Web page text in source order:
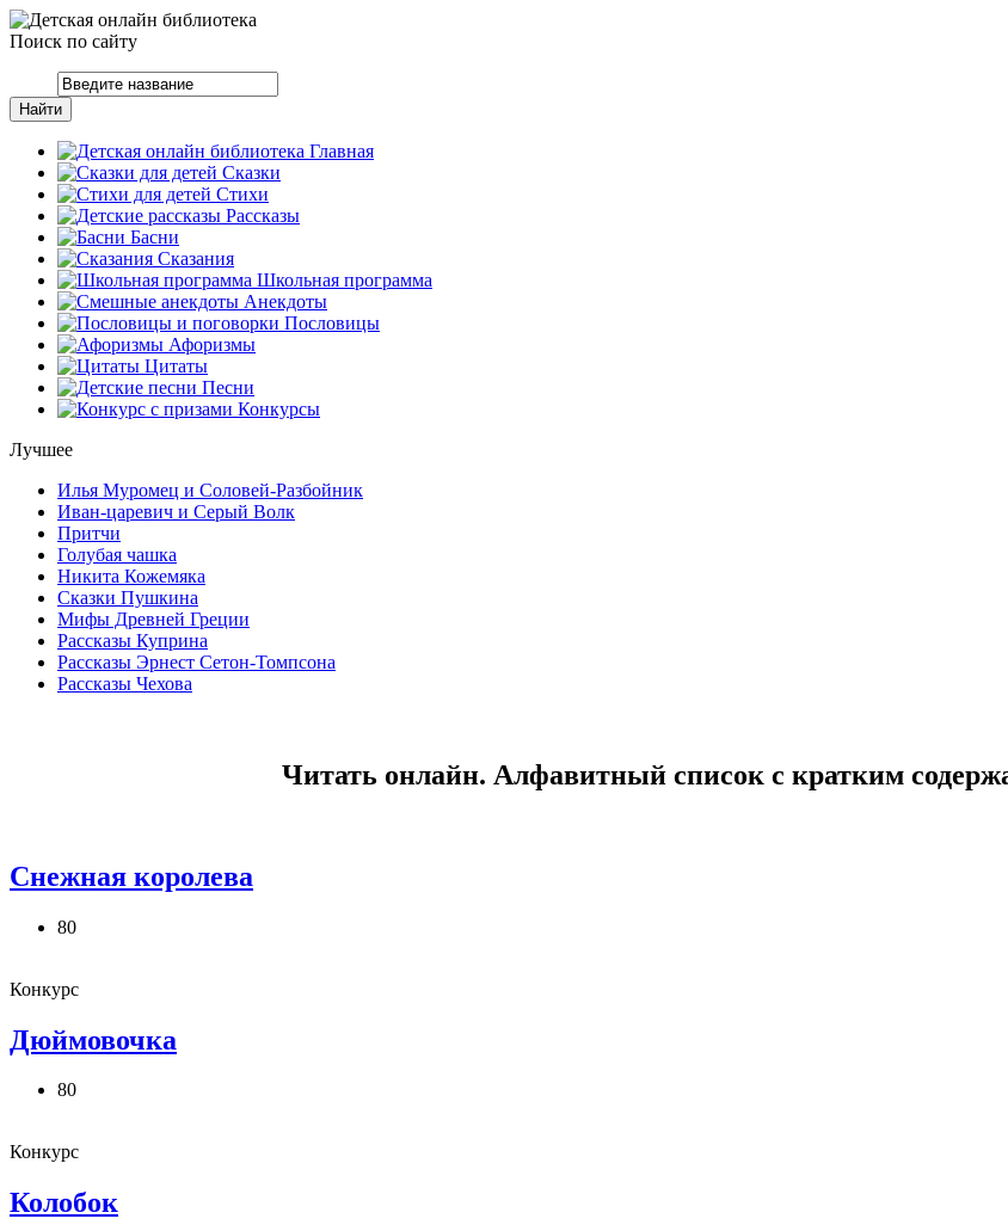
Поиск по сайту
Главная
Сказки
Стихи
Рассказы
Басни
Сказания
Школьная программа
Анекдоты
Пословицы
Афоризмы
Цитаты
Песни
Конкурсы
Лучшее
Илья Муромец и Соловей-Разбойник
Иван-царевич и Серый Волк
Притчи
Голубая чашка
Никита Кожемяка
Сказки Пушкина
Мифы Древней Греции
Рассказы Куприна
Рассказы Эрнест Сетон-Томпсона
Рассказы Чехова
Читать онлайн. Алфавитный список с кратким
Снежная королева
80
Конкурс
Дюймовочка
80
Конкурс
Колобок